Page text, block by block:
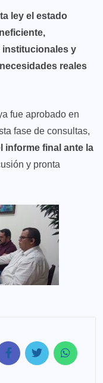
ley el estado
institucionales y
reales
fue aprobado en
fase de consultas,
informe final ante la
y pronta